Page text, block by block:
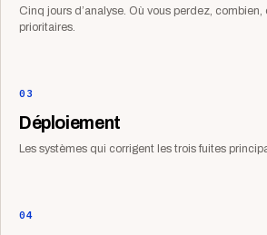
Cinq jours d’analyse. Où vous perdez, combien,
prioritaires.
03
Déploiement
Les systèmes qui corrigent les trois fuites
04